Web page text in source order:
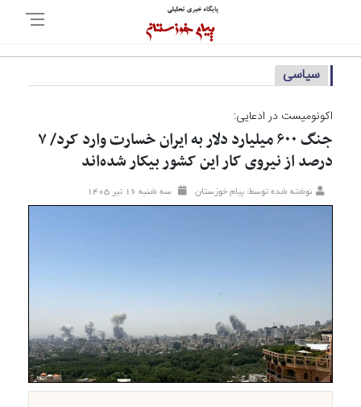
سیاسی
اکونومیست در ادعایی:
جنگ ۶۰۰ میلیارد دلار به ایران خسارت وارد کرد/ ۷
درصد از نیروی کار این کشور بیکار شده‌اند
نوشته شده توسط: پیام خوزستان سه شنبه ۱۶ تير ۱۴۰۵